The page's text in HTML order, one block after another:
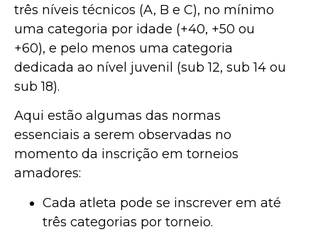
três níveis técnicos (A, B e C), no mínimo
uma categoria por idade (+40, +50 ou
+60), e pelo menos uma categoria
dedicada ao nível juvenil (sub 12, sub 14 ou
sub 18).
Aqui estão algumas das normas
essenciais a serem observadas no
momento da inscrição em torneios
amadores:
Cada atleta pode se inscrever em até
três categorias por torneio.